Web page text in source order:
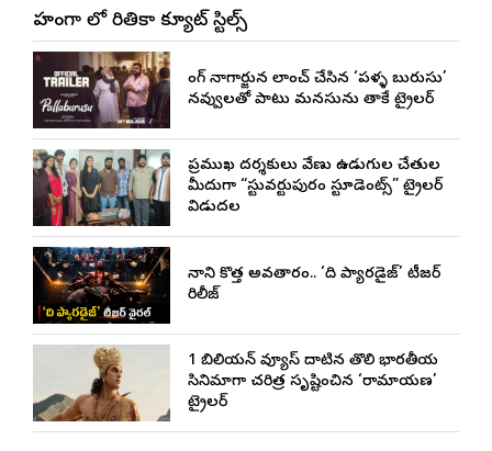
లెహంగా లో రితికా క్యూట్ స్టిల్స్
కింగ్ నాగార్జున లాంచ్ చేసిన ‘పళ్ళ బురుసు’
నవ్వులతో పాటు మనసును తాకే ట్రైలర్
ప్రముఖ దర్శకులు వేణు ఉడుగుల చేతుల
మీదుగా “స్టువర్టుపురం స్టూడెంట్స్” ట్రైలర్
విడుదల
నాని కొత్త అవతారం.. ‘ది ప్యారడైజ్’ టీజర్
రిలీజ్
1 బిలియన్ వ్యూస్ దాటిన తొలి భారతీయ
సినిమాగా చరిత్ర సృష్టించిన ‘రామాయణ’
ట్రైలర్